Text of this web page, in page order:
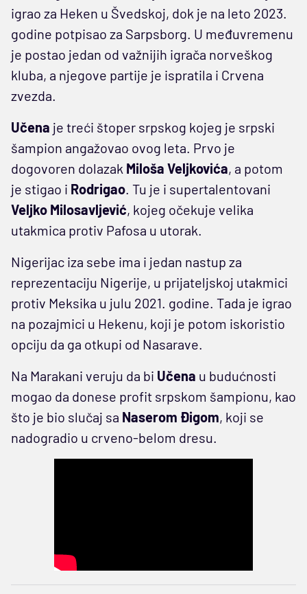
igrao za Heken u Švedskoj, dok je na leto 2023.
godine potpisao za Sarpsborg. U međuvremenu
je postao jedan od važnijih igrača norveškog
kluba, a njegove partije je ispratila i Crvena
zvezda.
Učena je treći štoper srpskog kojeg je srpski
šampion angažovao ovog leta. Prvo je
dogovoren dolazak Miloša Veljkovića, a potom
je stigao i Rodrigao. Tu je i supertalentovani
Veljko Milosavljević, kojeg očekuje velika
utakmica protiv Pafosa u utorak.
Nigerijac iza sebe ima i jedan nastup za
reprezentaciju Nigerije, u prijateljskoj utakmici
protiv Meksika u julu 2021. godine. Tada je igrao
na pozajmici u Hekenu, koji je potom iskoristio
opciju da ga otkupi od Nasarave.
Na Marakani veruju da bi Učena u budućnosti
mogao da donese profit srpskom šampionu, kao
što je bio slučaj sa Naserom Đigom, koji se
nadogradio u crveno-belom dresu.